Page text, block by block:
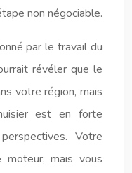
non négociable.
par le travail du
révéler que le
votre région, mais
est en forte
Votre
mais vous